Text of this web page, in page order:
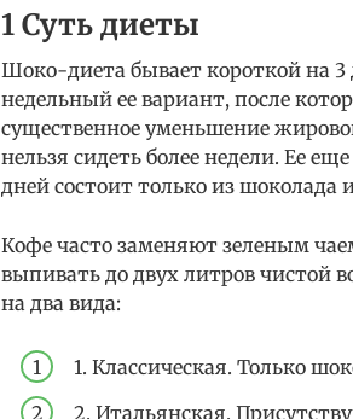
1 Суть диеты
Шоко-диета бывает короткой на
недельный ее вариант, после
существенное уменьшение
нельзя сидеть более недели. Ее
дней состоит только из шоколада
Кофе часто заменяют зеленым
выпивать до двух литров чистой
на два вида:
1. Классическая. Только
2. Итальянская.